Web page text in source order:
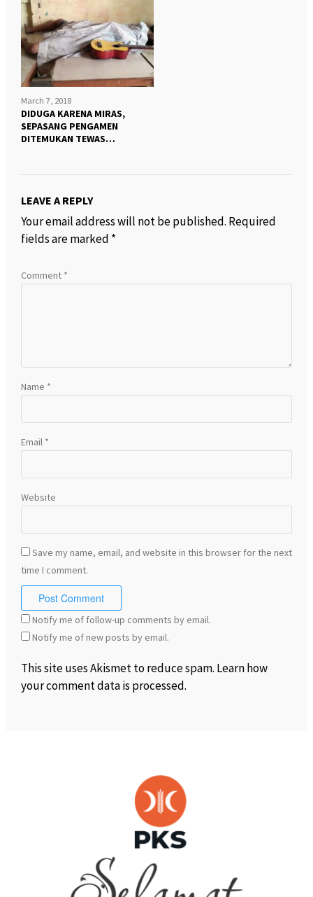
March 7, 2018
DIDUGA KARENA MIRAS,
SEPASANG PENGAMEN
DITEMUKAN TEWAS
LEAVE A REPLY
Your email address will not be published. Required
fields are marked *
Comment *
Name *
Email *
Website
Save my name, email, and website in this browser for the next
time I comment.
Notify me of follow-up comments by email.
Notify me of new posts by email.
This site uses Akismet to reduce spam. Learn how
your comment data is processed.